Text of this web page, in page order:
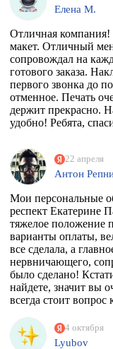
Елена М.
Отличная
макет. Отличный
сопровождал на
готового заказа.
первого звонка до
отменное. Печать
держит прекрасно.
удобно! Ребята,
22 апреля
Антон
Мои персональные
респект Екатерине
тяжелое положение
варианты оплаты,
все сделала, а
нервничающего,
было сделано!
найдете, значит вы
всегда стоит вопрос
4 октября
Lyubov